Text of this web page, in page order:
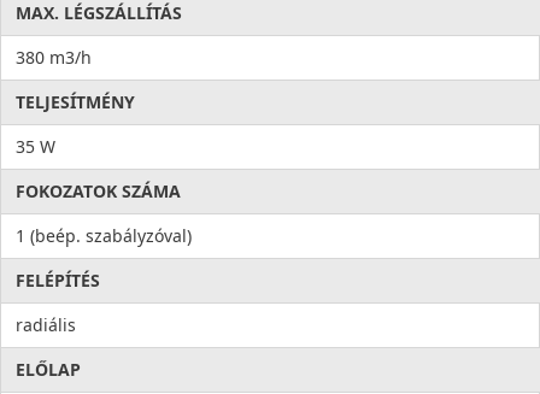
MAX. LÉGSZÁLLÍTÁS
380 m3/h
TELJESÍTMÉNY
35 W
FOKOZATOK SZÁMA
1 (beép. szabályzóval)
FELÉPÍTÉS
radiális
ELŐLAP